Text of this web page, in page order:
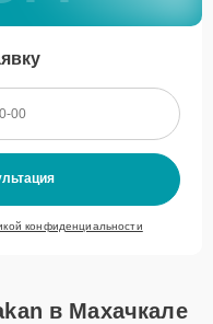
конфиденциальности
в Махачкале